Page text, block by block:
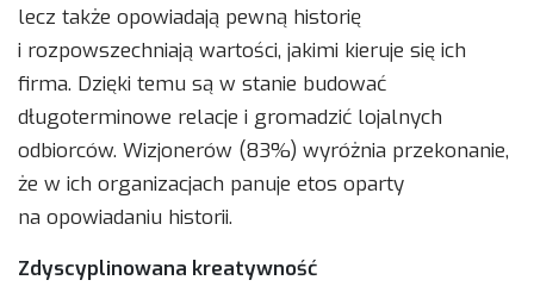
lecz także opowiadają pewną historię
i rozpowszechniają wartości, jakimi kieruje się ich
firma. Dzięki temu są w stanie budować
długoterminowe relacje i gromadzić lojalnych
odbiorców. Wizjonerów (83%) wyróżnia przekonanie,
że w ich organizacjach panuje etos oparty
na opowiadaniu historii.
Zdyscyplinowana kreatywność